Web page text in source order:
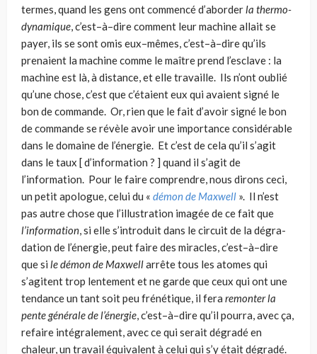
termes, quand les gens ont commencé d’aborderla thermo­
dynamique, c’est–à–dire comment leur machine allait se
payer, ils se sont omis eux–mêmes, c’est–à–dire qu’ils
prenaient la machine comme le maître prend l’es­clave : la
machine est là, à distance, et elle travaille. Ils n’ont oublié
qu’une chose, c’est que c’étaient eux qui avaient signé le
bon de commande. Or, rien que le fait d’avoir signé le bon
de commande se révèle avoir une importance considérable
dans le domaine de l’énergie. Et c’est de cela qu’il s’agit
dans le taux [ d’information ? ] quand il s’agit de
l’information. Pour le faire comprendre, nous dirons ceci,
un petit apo­logue, celui du « démon de Maxwell ». Il n’est
pas autre chose que l’illustration imagée de ce fait que
l’information, si elle s’introduit dans le circuit de la dégra­
dation de l’énergie, peut faire des miracles, c’est–à–dire
que si le démon de Maxwellarrête tous les atomes qui
s’agitent trop lentement et ne garde que ceux qui ont une
tendance un tant soit peu frénétique, il fera remonter la
pente géné­rale de l’énergie, c’est–à–dire qu’il pourra, avec ça,
refaire intégralement, avec ce qui serait dégradé en
chaleur, un travail équivalent à celui qui s’y était dégradé.